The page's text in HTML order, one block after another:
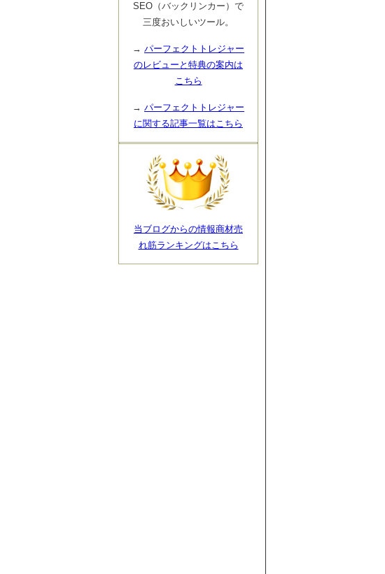
SEO（バックリンカー）で
三度おいしいツール。
→ パーフェクトトレジャー
のレビューと特典の案内は
こちら
→ パーフェクトトレジャー
に関する記事一覧はこちら
当ブログからの情報商材売
れ筋ランキングはこちら